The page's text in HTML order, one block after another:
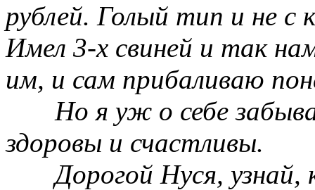
рублей. Голый тип и не
Имел 3-х свиней и так
им, и сам прибаливаю
Но я уж о себе
здоровы и счастливы.
Дорогой Нуся,